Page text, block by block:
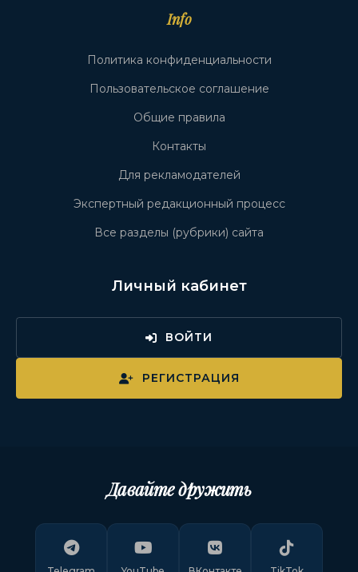
Info
Политика конфиденциальности
Пользовательское соглашение
Общие правила
Контакты
Для рекламодателей
Экспертный редакционный процесс
Все разделы (рубрики) сайта
Личный кабинет
ВОЙТИ
РЕГИСТРАЦИЯ
Давайте дружить